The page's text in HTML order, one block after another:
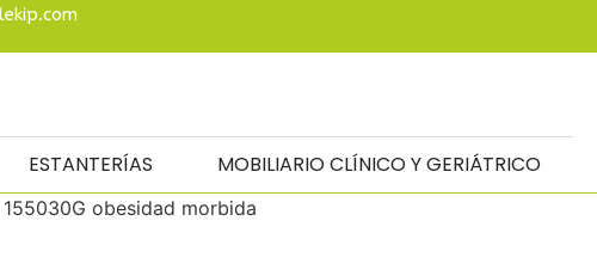
ESTANTERÍAS MOBILIARIO CLÍNICO Y GERIÁTRICO
obesidad morbida